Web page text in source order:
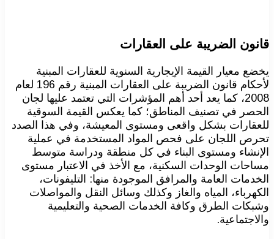
قانون الضريبة على العقارات
يخضع معيار القيمة الإيجارية السنوية للعقارات المبنية
لأحكام قانون الضريبة على العقارات المبنية رقم 196 لعام
2008، كما يعد أحد أهم المؤشرات التي تعتمد عليها لجان
الحصر في تصنيف المناطق؛ كما يعكس القيمة السوقية
للعقارات بشكل واقعى ومستوى المعيشة، وفي هذا الصدد
تحرص اللجان على فحص المواد المستخدمة في عملية
الإنشاء ومستوى البناء في كل منطقة ودراسة متوسط
مساحات الوحدات السكنية، مع الأخذ في الاعتبار مستوى
الخدمات العامة والمرافق الموجودة منها: التليفونات،
الكهرباء، المياه والغاز وكذلك وسائل النقل والمواصلات
وشبكات الطرق وكافة الخدمات الصحية والتعليمية
والاجتماعية.